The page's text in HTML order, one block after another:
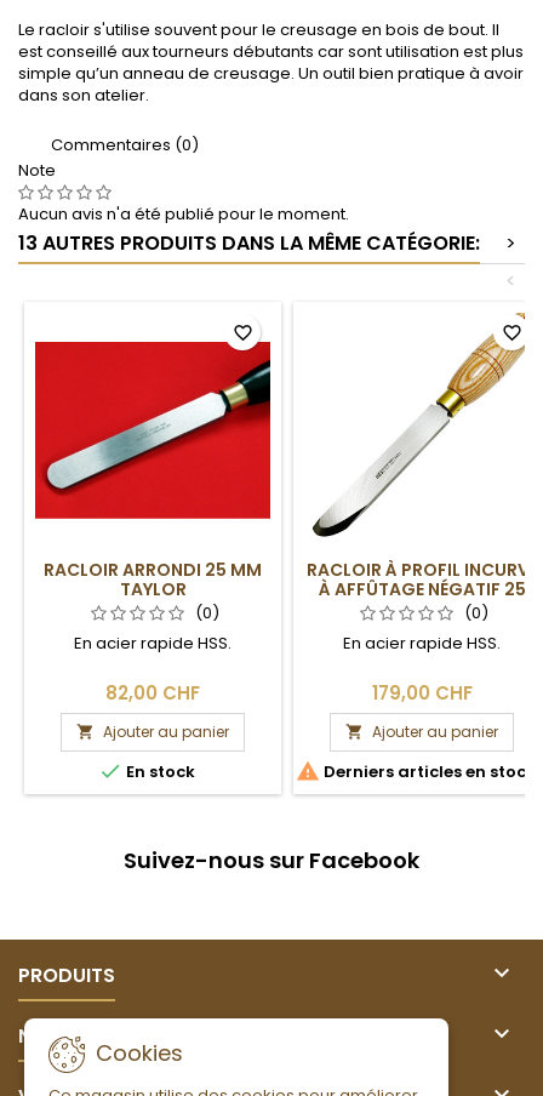
Le racloir s'utilise souvent pour le creusage en bois de bout. Il
est conseillé aux tourneurs débutants car sont utilisation est plus
simple qu’un anneau de creusage. Un outil bien pratique à avoir
dans son atelier.
Commentaires (0)
Note
Aucun avis n'a été publié pour le moment.
13 AUTRES PRODUITS DANS LA MÊME CATÉGORIE:
>
<
RACLOIR ARRONDI 25 MM
TAYLOR
(0)
En acier rapide HSS.
82,00 CHF
 Ajouter au panier
 En stock
favorite_border
RACLOIR À PROFIL INCURVÉ
À AFFÛTAGE NÉGATIF 25
MM
(0)
En acier rapide HSS.
179,00 CHF
 Ajouter au panier
 Derniers articles en stock
favorite_border
Suivez-nous sur Facebook
PRODUITS 
NOTRE SOCIÉTÉ 
Cookies